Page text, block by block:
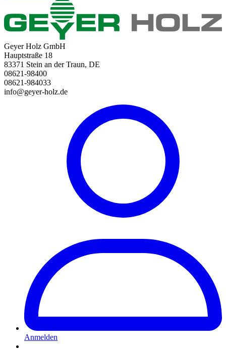
Geyer Holz GmbH
Hauptstraße 18
83371 Stein an der Traun, DE
08621-98400
08621-984033
info@geyer-holz.de
Anmelden